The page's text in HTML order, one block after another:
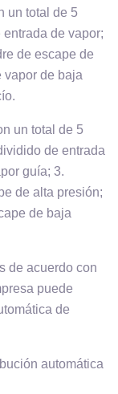
un total de 5
de vapor;
de escape de
vapor de baja
un total de 5
de entrada
guía; 3.
de alta presión;
de baja
de acuerdo con
puede
de
automática